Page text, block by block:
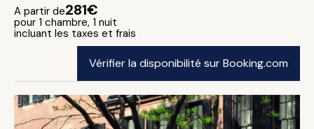
A partir de281€
pour 1 chambre, 1 nuit
incluant les taxes et frais
Vérifier la disponibilité sur Booking.com